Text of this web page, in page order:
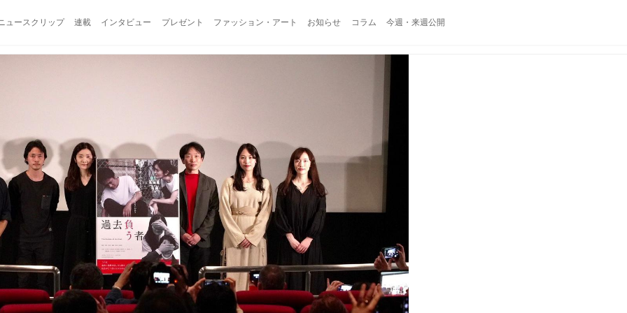
ュースクリップ 連載 インタビュー プレゼント ファッション・アート お知らせ コラム 今週・来週公開